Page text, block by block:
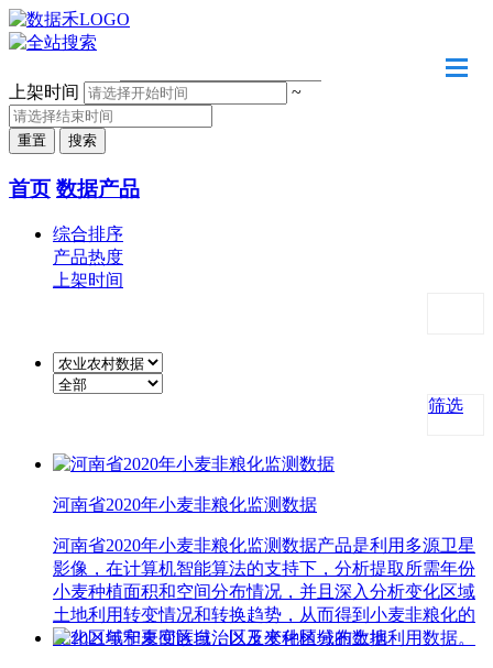
上架时间
~
首页 数据产品
综合排序
产品热度
上架时间
筛选
河南省2020年小麦非粮化监测数据
河南省2020年小麦非粮化监测数据产品是利用多源卫星
影像，在计算机智能算法的支持下，分析提取所需年份
小麦种植面积和空间分布情况，并且深入分析变化区域
土地利用转变情况和转换趋势，从而得到小麦非粮化的
变化区域和未变区域，以及变化区域的土地利用数据。